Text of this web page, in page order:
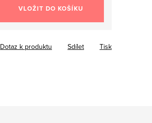
VLOŽIT DO KOŠÍKU
Tisk
Dotaz k produktu Sdílet